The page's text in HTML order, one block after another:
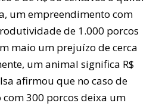
um empreendimento com
de 1.000 porcos
maio um prejuízo de cerca
um animal significa R$
afirmou que no caso de
300 porcos deixa um